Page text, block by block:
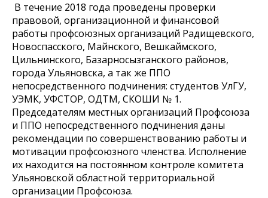
В течение 2018 года проведены проверки
правовой, организационной и финансовой
работы профсоюзных организаций Радищевского,
Новоспасского, Майнского, Вешкаймского,
Цильнинского, Базарносызганского районов,
города Ульяновска, а так же ППО
непосредственного подчинения: студентов УлГУ,
УЭМК, УФСТОР, ОДТМ, СКОШИ № 1.
Председателям местных организаций Профсоюза
и ППО непосредственного подчинения даны
рекомендации по совершенствованию работы и
мотивации профсоюзного членства. Исполнение
их находится на постоянном контроле комитета
Ульяновской областной территориальной
организации Профсоюза.